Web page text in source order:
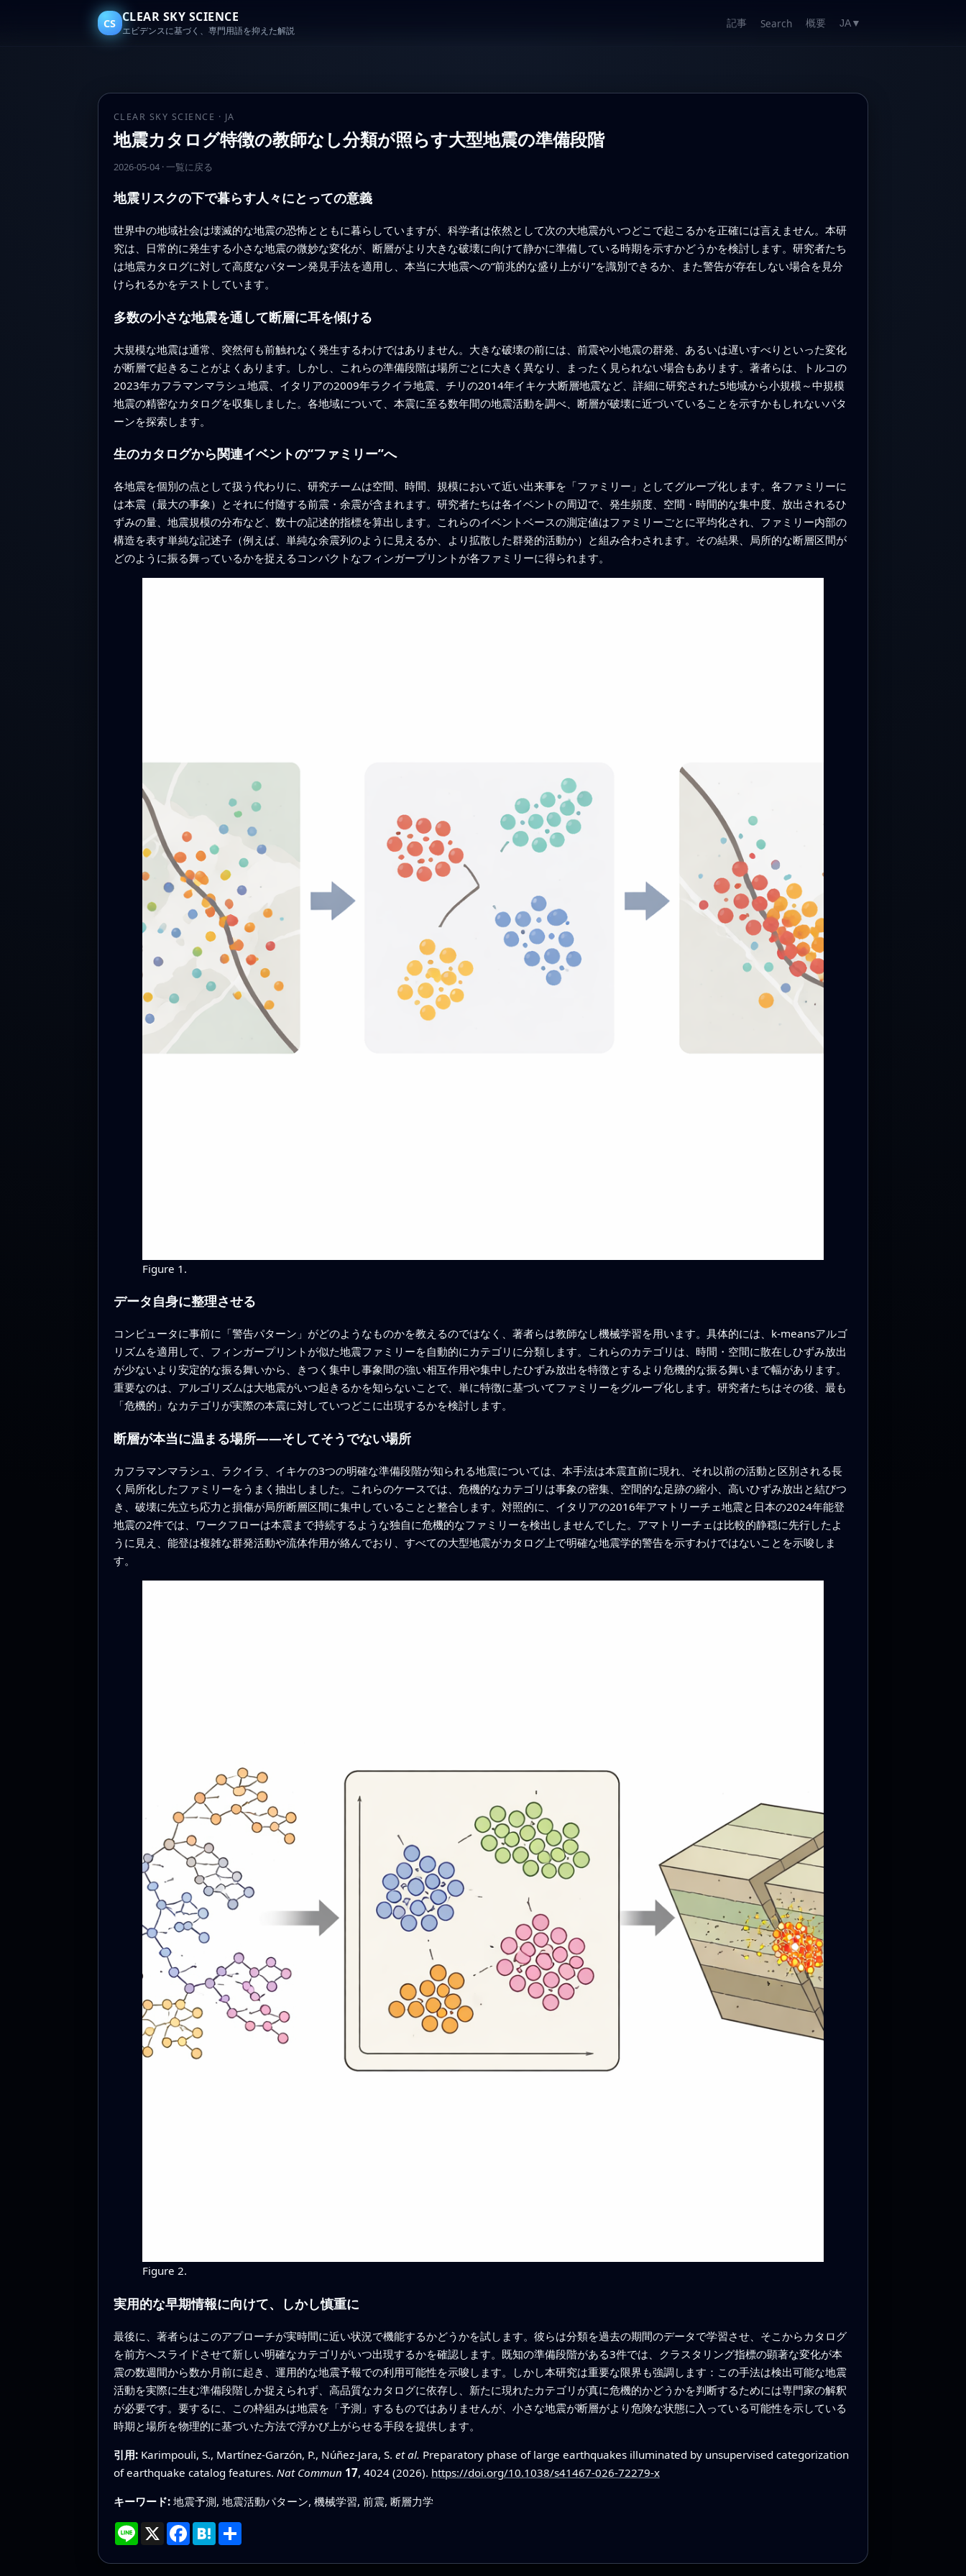
CS CLEAR SKY SCIENCE
エビデンスに基づく、専門用語を抑えた解説
記事 Search 概要 JA ▼
CLEAR SKY SCIENCE · JA
地震カタログ特徴の教師なし分類が照らす大型地震の準備段階
2026-05-04· 一覧に戻る
地震リスクの下で暮らす人々にとっての意義
世界中の地域社会は壊滅的な地震の恐怖とともに暮らしていますが、科学者は依然として次の大地震がいつどこで起こるかを正確には言えません。本研
究は、日常的に発生する小さな地震の微妙な変化が、断層がより大きな破壊に向けて静かに準備している時期を示すかどうかを検討します。研究者たち
は地震カタログに対して高度なパターン発見手法を適用し、本当に大地震への“前兆的な盛り上がり”を識別できるか、また警告が存在しない場合を見分
けられるかをテストしています。
多数の小さな地震を通して断層に耳を傾ける
大規模な地震は通常、突然何も前触れなく発生するわけではありません。大きな破壊の前には、前震や小地震の群発、あるいは遅いすべりといった変化
が断層で起きることがよくあります。しかし、これらの準備段階は場所ごとに大きく異なり、まったく見られない場合もあります。著者らは、トルコの
2023年カフラマンマラシュ地震、イタリアの2009年ラクイラ地震、チリの2014年イキケ大断層地震など、詳細に研究された5地域から小規模～中規模
地震の精密なカタログを収集しました。各地域について、本震に至る数年間の地震活動を調べ、断層が破壊に近づいていることを示すかもしれないパタ
ーンを探索します。
生のカタログから関連イベントの“ファミリー”へ
各地震を個別の点として扱う代わりに、研究チームは空間、時間、規模において近い出来事を「ファミリー」としてグループ化します。各ファミリーに
は本震（最大の事象）とそれに付随する前震・余震が含まれます。研究者たちは各イベントの周辺で、発生頻度、空間・時間的な集中度、放出されるひ
ずみの量、地震規模の分布など、数十の記述的指標を算出します。これらのイベントベースの測定値はファミリーごとに平均化され、ファミリー内部の
構造を表す単純な記述子（例えば、単純な余震列のように見えるか、より拡散した群発的活動か）と組み合わされます。その結果、局所的な断層区間が
どのように振る舞っているかを捉えるコンパクトなフィンガープリントが各ファミリーに得られます。
Figure 1.
データ自身に整理させる
コンピュータに事前に「警告パターン」がどのようなものかを教えるのではなく、著者らは教師なし機械学習を用います。具体的には、k-meansアルゴ
リズムを適用して、フィンガープリントが似た地震ファミリーを自動的にカテゴリに分類します。これらのカテゴリは、時間・空間に散在しひずみ放出
が少ないより安定的な振る舞いから、きつく集中し事象間の強い相互作用や集中したひずみ放出を特徴とするより危機的な振る舞いまで幅があります。
重要なのは、アルゴリズムは大地震がいつ起きるかを知らないことで、単に特徴に基づいてファミリーをグループ化します。研究者たちはその後、最も
「危機的」なカテゴリが実際の本震に対していつどこに出現するかを検討します。
断層が本当に温まる場所――そしてそうでない場所
カフラマンマラシュ、ラクイラ、イキケの3つの明確な準備段階が知られる地震については、本手法は本震直前に現れ、それ以前の活動と区別される長
く局所化したファミリーをうまく抽出しました。これらのケースでは、危機的なカテゴリは事象の密集、空間的な足跡の縮小、高いひずみ放出と結びつ
き、破壊に先立ち応力と損傷が局所断層区間に集中していることと整合します。対照的に、イタリアの2016年アマトリーチェ地震と日本の2024年能登
地震の2件では、ワークフローは本震まで持続するような独自に危機的なファミリーを検出しませんでした。アマトリーチェは比較的静穏に先行したよ
うに見え、能登は複雑な群発活動や流体作用が絡んでおり、すべての大型地震がカタログ上で明確な地震学的警告を示すわけではないことを示唆しま
す。
Figure 2.
実用的な早期情報に向けて、しかし慎重に
最後に、著者らはこのアプローチが実時間に近い状況で機能するかどうかを試します。彼らは分類を過去の期間のデータで学習させ、そこからカタログ
を前方へスライドさせて新しい明確なカテゴリがいつ出現するかを確認します。既知の準備段階がある3件では、クラスタリング指標の顕著な変化が本
震の数週間から数か月前に起き、運用的な地震予報での利用可能性を示唆します。しかし本研究は重要な限界も強調します：この手法は検出可能な地震
活動を実際に生む準備段階しか捉えられず、高品質なカタログに依存し、新たに現れたカテゴリが真に危機的かどうかを判断するためには専門家の解釈
が必要です。要するに、この枠組みは地震を「予測」するものではありませんが、小さな地震が断層がより危険な状態に入っている可能性を示している
時期と場所を物理的に基づいた方法で浮かび上がらせる手段を提供します。
引用: Karimpouli, S., Martínez-Garzón, P., Núñez-Jara, S. et al. Preparatory phase of large earthquakes illuminated by unsupervised categorization
of earthquake catalog features. Nat Commun 17, 4024 (2026). https://doi.org/10.1038/s41467-026-72279-x
キーワード: 地震予測, 地震活動パターン, 機械学習, 前震, 断層力学
Line X Facebook
Hatena
共
有